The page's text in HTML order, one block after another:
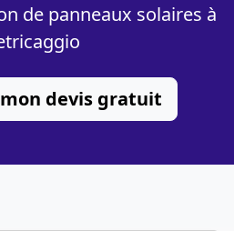
de panneaux solaires à
devis gratuit